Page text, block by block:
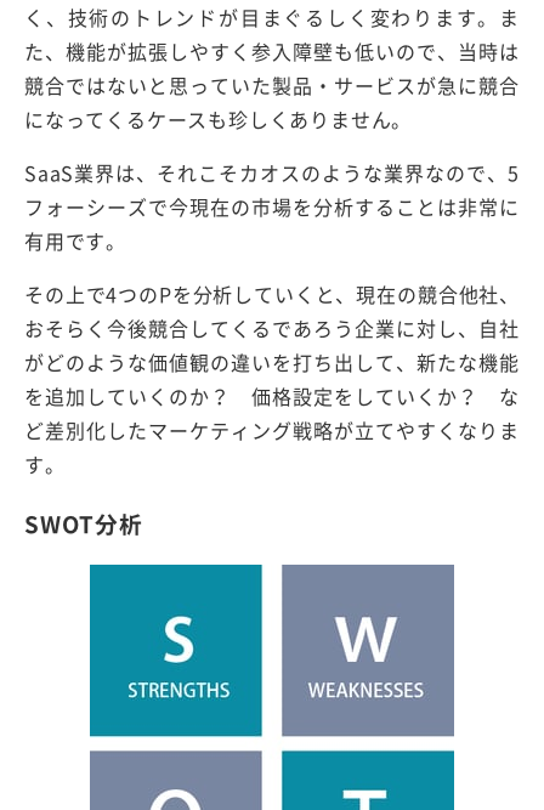
く、技術のトレンドが目まぐるしく変わります。ま
た、機能が拡張しやすく参入障壁も低いので、当時は
競合ではないと思っていた製品・サービスが急に競合
になってくるケースも珍しくありません。
SaaS業界は、それこそカオスのような業界なので、5
フォーシーズで今現在の市場を分析することは非常に
有用です。
その上で4つのPを分析していくと、現在の競合他社、
おそらく今後競合してくるであろう企業に対し、自社
がどのような価値観の違いを打ち出して、新たな機能
を追加していくのか？ 価格設定をしていくか？ な
ど差別化したマーケティング戦略が立てやすくなりま
す。
SWOT分析